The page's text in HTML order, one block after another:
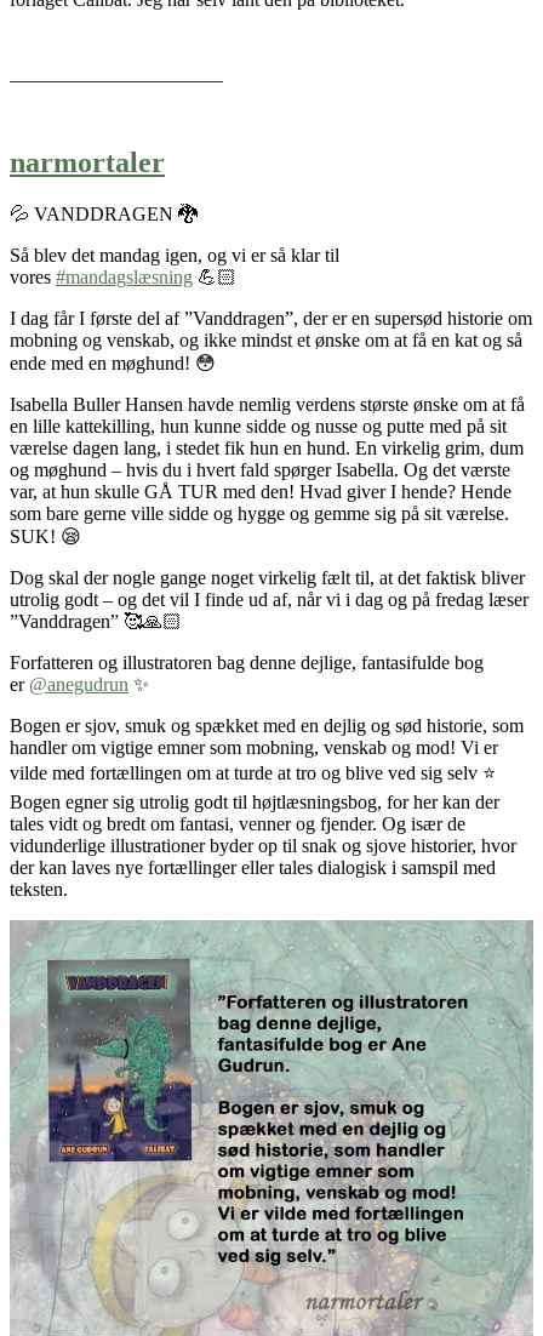
———————————
narmortaler
💦 VANDDRAGEN 🐉
Så blev det mandag igen, og vi er så klar til
vores #mandagslæsning 💪🏻
I dag får I første del af ”Vanddragen”, der er en supersød historie om
mobning og venskab, og ikke mindst et ønske om at få en kat og så
ende med en møghund! 😳
Isabella Buller Hansen havde nemlig verdens største ønske om at få
en lille kattekilling, hun kunne sidde og nusse og putte med på sit
værelse dagen lang, i stedet fik hun en hund. En virkelig grim, dum
og møghund – hvis du i hvert fald spørger Isabella. Og det værste
var, at hun skulle GÅ TUR med den! Hvad giver I hende? Hende
som bare gerne ville sidde og hygge og gemme sig på sit værelse.
SUK! 😪
Dog skal der nogle gange noget virkelig fælt til, at det faktisk bliver
utrolig godt – og det vil I finde ud af, når vi i dag og på fredag læser
”Vanddragen” 🥰🙏🏻
Forfatteren og illustratoren bag denne dejlige, fantasifulde bog
er @anegudrun ✨
Bogen er sjov, smuk og spækket med en dejlig og sød historie, som
handler om vigtige emner som mobning, venskab og mod! Vi er
vilde med fortællingen om at turde at tro og blive ved sig selv ⭐️
Bogen egner sig utrolig godt til højtlæsningsbog, for her kan der
tales vidt og bredt om fantasi, venner og fjender. Og især de
vidunderlige illustrationer byder op til snak og sjove historier, hvor
der kan laves nye fortællinger eller tales dialogisk i samspil med
teksten.